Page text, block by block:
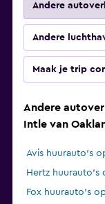
Andere
Andere
Maak je trip
Andere
Intle van
Avis huurauto's
Hertz huurauto's
Fox huurauto's